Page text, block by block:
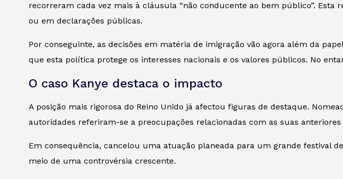
recorreram cada vez mais à cláusula “não conducente ao bem público”.
ou em declarações públicas.
Por conseguinte, as decisões em matéria de imigração vão agora além da
que esta política protege os interesses nacionais e os valores públicos. No
O caso Kanye destaca o impacto
A posição mais rigorosa do Reino Unido já afectou figuras de destaque.
autoridades referiram-se a preocupações relacionadas com as suas
Em consequência, cancelou uma atuação planeada para um grande festival
meio de uma controvérsia crescente.